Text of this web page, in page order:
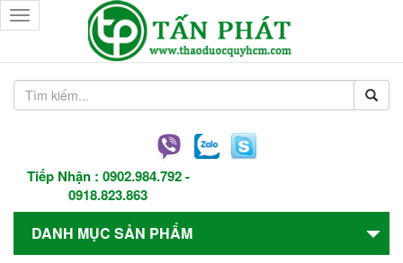
Tiếp Nhận : 0902.984.792-
0918.823.863
Toggle
navigation
DANH MỤC SẢN PHẨM